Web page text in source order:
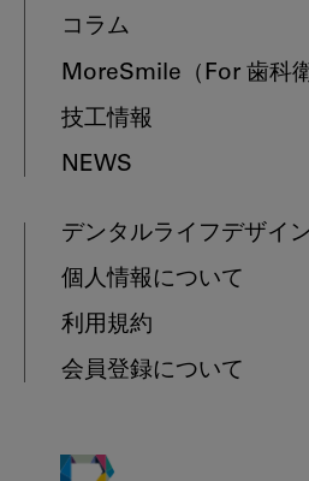
コラム
MoreSmile （For 歯科
技工情報
NEWS
デンタルライフデザイ
個人情報について
利用規約
会員登録について